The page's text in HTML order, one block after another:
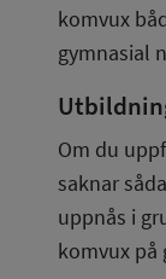
komvux
gymnasial
Om du
saknar
uppnås i
komvux på